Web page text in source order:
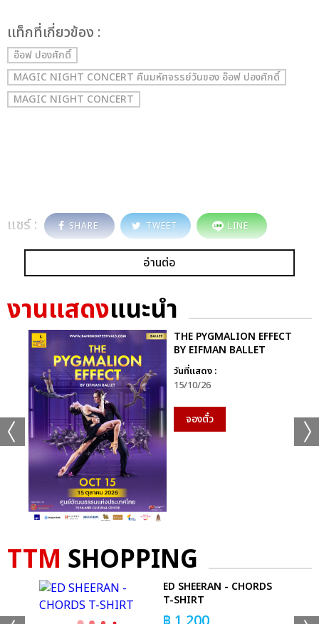
เเท็กที่เกี่ยวข้อง :
อ๊อฟ ปองศักดิ์
MAGIC NIGHT CONCERT คืนมหัศจรรย์วันของ อ๊อฟ ปองศักดิ์
MAGIC NIGHT CONCERT
แชร์ : SHARE TWEET LINE
อ่านต่อ
งานแสดงแนะนำ
THE PYGMALION EFFECT
BY EIFMAN BALLET
วันที่แสดง :
15/10/26
จองตั๋ว
TTM SHOPPING
ED SHEERAN - CHORDS
T-SHIRT